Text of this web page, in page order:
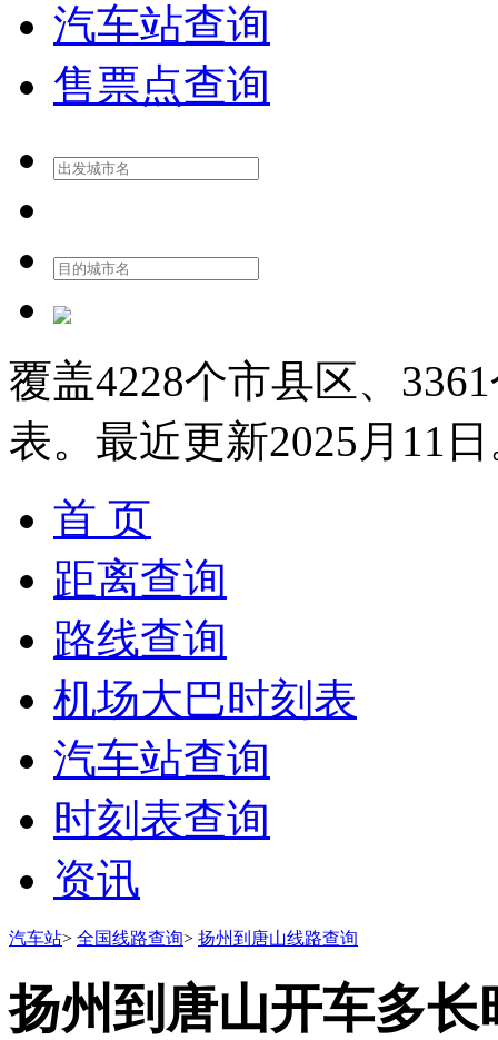
汽车站查询
售票点查询
覆盖4228个市县区、 3361
表。最近更新2025月11日
首 页
距离查询
路线查询
机场大巴时刻表
汽车站查询
时刻表查询
资讯
汽车站> 全国线路查询> 扬州到唐山线路查询
扬州到唐山开车多